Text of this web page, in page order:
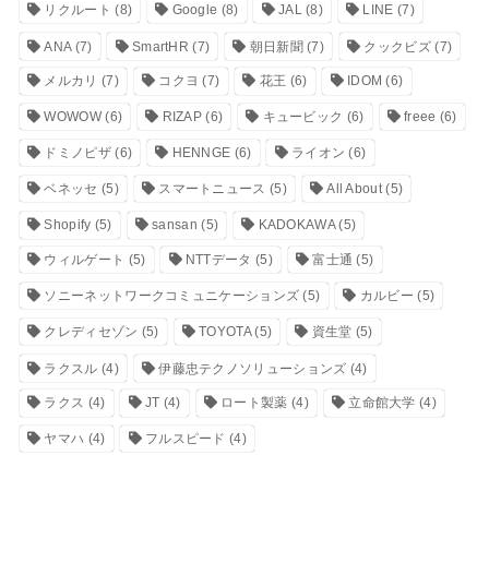
リクルート (8) Google (8) JAL(8) LINE (7)
ANA(7) SmartHR (7) 朝日新聞(7) クックビズ(7)
メルカリ (7) コクヨ (7) 花王 (6) IDOM (6)
WOWOW(6) RIZAP (6) キュービック (6) freee (6)
ドミノピザ(6) HENNGE (6) ライオン (6)
ベネッセ (5) スマートニュース (5) All About(5)
Shopify (5) sansan (5) KADOKAWA(5)
ウィルゲート (5) NTTデータ (5) 富士通 (5)
ソニーネットワークコミュニケーションズ (5) カルビー (5)
クレディセゾン (5) TOYOTA(5) 資生堂 (5)
ラクスル (4) 伊藤忠テクノソリューションズ (4)
ラクス (4) JT (4) ロート製薬 (4) 立命館大学 (4)
ヤマハ (4) フルスピード (4)